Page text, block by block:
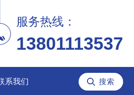
服务热线：
13801113537
系我们